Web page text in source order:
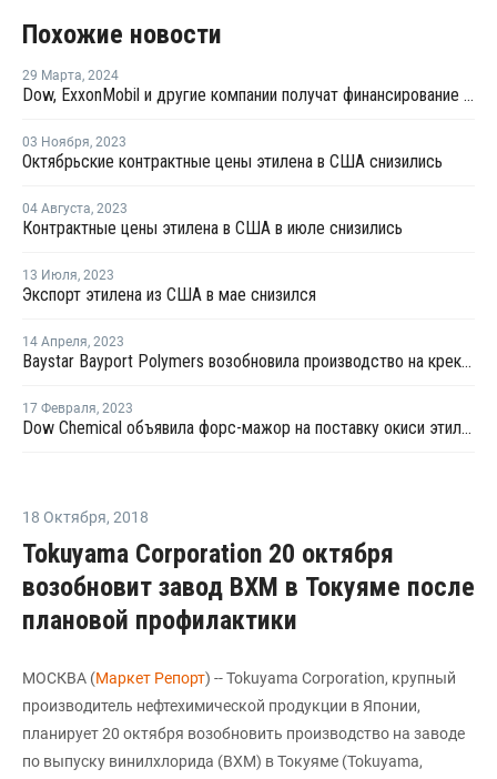
Похожие новости
29 Марта, 2024
Dow, ExxonMobil и другие компании получат финансирование за декарбонизацию
03 Ноября, 2023
Октябрьские контрактные цены этилена в США снизились
04 Августа, 2023
Контрактные цены этилена в США в июле снизились
13 Июля, 2023
Экспорт этилена из США в мае снизился
14 Апреля, 2023
Baystar Bayport Polymers возобновила производство на крекинг-установке в Порт-Артуре
17 Февраля, 2023
Dow Chemical объявила форс-мажор на поставку окиси этилена и этиленгликоля в США
18 Октября, 2018
Tokuyama Corporation 20 октября
возобновит завод ВХМ в Токуяме после
плановой профилактики
МОСКВА (Маркет Репорт) -- Tokuyama Corporation, крупный
производитель нефтехимической продукции в Японии,
планирует 20 октября возобновить производство на заводе
по выпуску винилхлорида (ВХМ) в Токуяме (Tokuyama,